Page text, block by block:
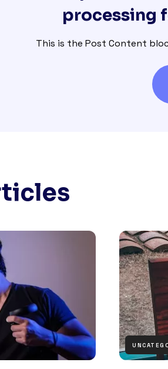
processing
This is the Post Content